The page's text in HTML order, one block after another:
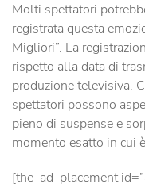
Molti spettatori
registrata questa
Migliori”. La
rispetto alla data di
produzione televisiva.
spettatori possono
pieno di suspense e
momento esatto in cui
[the_ad_placement